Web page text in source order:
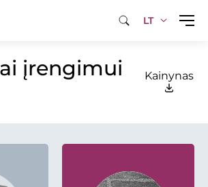
LT
įrengimui
Kainynas